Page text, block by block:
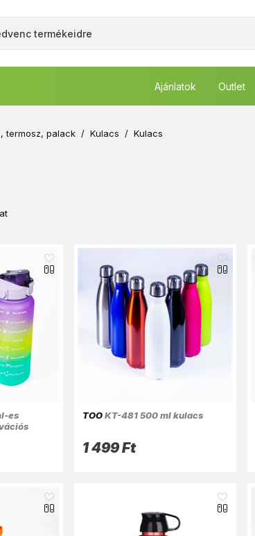
Ajánlatok Outlet
termosz, palack / Kulacs / Kulacs
es
TOOKT-481 500 ml kulacs
1 499 Ft